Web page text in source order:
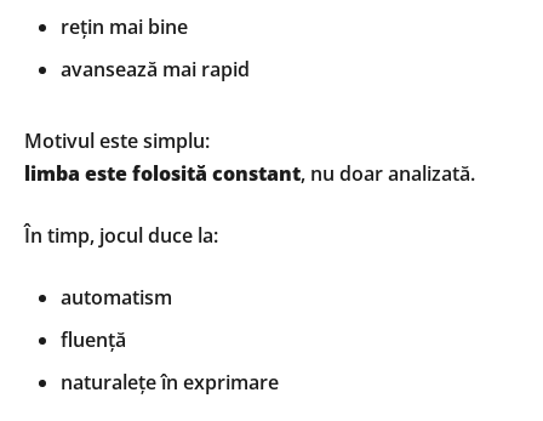
rețin mai bine
avansează mai rapid
Motivul este simplu:
limba este folosită constant, nu doar analizată.
În timp, jocul duce la:
automatism
fluență
naturalețe în exprimare